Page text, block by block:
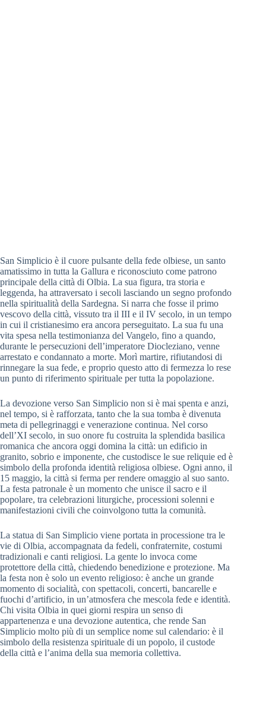
San Simplicio è il cuore pulsante della fede olbiese, un santo
amatissimo in tutta la Gallura e riconosciuto come patrono
principale della città di Olbia. La sua figura, tra storia e
leggenda, ha attraversato i secoli lasciando un segno profondo
nella spiritualità della Sardegna. Si narra che fosse il primo
vescovo della città, vissuto tra il III e il IV secolo, in un tempo
in cui il cristianesimo era ancora perseguitato. La sua fu una
vita spesa nella testimonianza del Vangelo, fino a quando,
durante le persecuzioni dell’imperatore Diocleziano, venne
arrestato e condannato a morte. Morì martire, rifiutandosi di
rinnegare la sua fede, e proprio questo atto di fermezza lo rese
un punto di riferimento spirituale per tutta la popolazione.
La devozione verso San Simplicio non si è mai spenta e anzi,
nel tempo, si è rafforzata, tanto che la sua tomba è divenuta
meta di pellegrinaggi e venerazione continua. Nel corso
dell’XI secolo, in suo onore fu costruita la splendida basilica
romanica che ancora oggi domina la città: un edificio in
granito, sobrio e imponente, che custodisce le sue reliquie ed è
simbolo della profonda identità religiosa olbiese. Ogni anno, il
15 maggio, la città si ferma per rendere omaggio al suo santo.
La festa patronale è un momento che unisce il sacro e il
popolare, tra celebrazioni liturgiche, processioni solenni e
manifestazioni civili che coinvolgono tutta la comunità.
La statua di San Simplicio viene portata in processione tra le
vie di Olbia, accompagnata da fedeli, confraternite, costumi
tradizionali e canti religiosi. La gente lo invoca come
protettore della città, chiedendo benedizione e protezione. Ma
la festa non è solo un evento religioso: è anche un grande
momento di socialità, con spettacoli, concerti, bancarelle e
fuochi d’artificio, in un’atmosfera che mescola fede e identità.
Chi visita Olbia in quei giorni respira un senso di
appartenenza e una devozione autentica, che rende San
Simplicio molto più di un semplice nome sul calendario: è il
simbolo della resistenza spirituale di un popolo, il custode
della città e l’anima della sua memoria collettiva.